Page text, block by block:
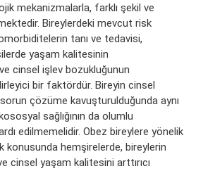
mekanizmalarla, farklı şekil ve
Bireylerdeki mevcut risk
tanı ve tedavisi,
yaşam kalitesinin
cinsel işlev bozukluğunun
bir faktördür. Bireyin cinsel
çözüme kavuşturulduğunda aynı
sağlığının da olumlu
edilmemelidir. Obez bireylere yönelik
konusunda hemşirelerde, bireylerin
cinsel yaşam kalitesini arttırıcı